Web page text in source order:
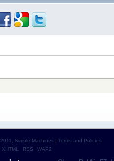
Simple Machines | Terms and Policies
XHTML
RSS WAP2